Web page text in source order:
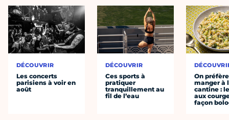
DÉCOUVRIR
Les concerts
parisiens à voir en
août
DÉCOUVRIR
Ces sports à
pratiquer
tranquillement au
fil de l’eau
On préfère
manger à
cantine :
aux
façon